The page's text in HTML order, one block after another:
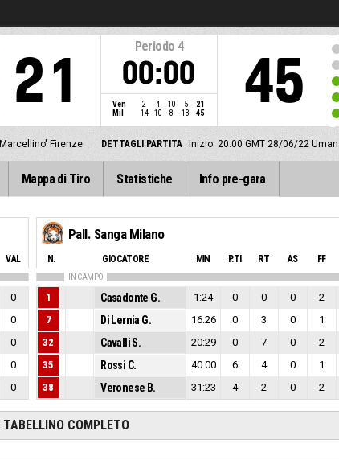
21
Periodo 4
00:00
Ven 2 4 10 5
21
Mil
14 10 8 13 45 45
Firenze DETTAGLI PARTITA Inizio: 20:00 GMT 28/06/22
Mappa di Tiro Statistiche Info pre-gara
VAL
0
0
0
0
0
Pall. Sanga Milano
N. GIOCATORE MIN P.TI RT AS FF
IN CAMPO
1 Casadonte G. 1:24 0 0 0 2
7
Di Lernia G. 16:26 0 3 0 1
32
Cavalli S. 20:29 0 7 0 2
35
Rossi C. 40:00 6 4 0 1
38
Veronese B. 31:23 4 2 0 2
COMPLETO